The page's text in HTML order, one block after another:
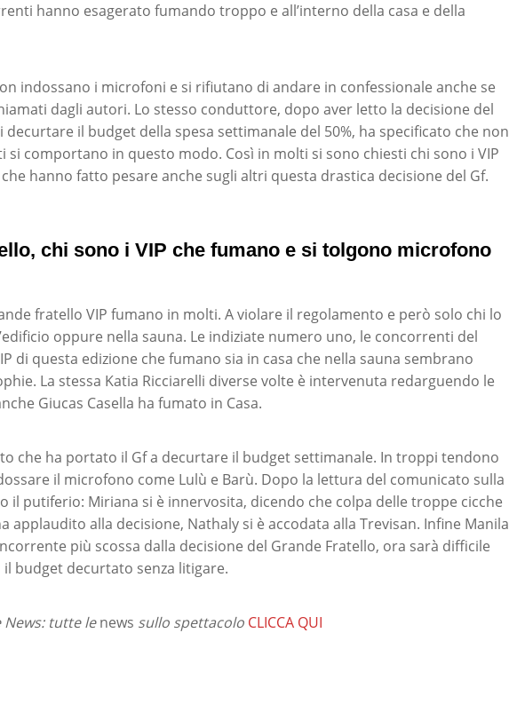
hanno esagerato fumando troppo e all’interno della casa e della
indossano i microfoni e si rifiutano di andare in confessionale anche se
dagli autori. Lo stesso conduttore, dopo aver letto la decisione del
il budget della spesa settimanale del 50%, ha specificato che non
comportano in questo modo. Così in molti si sono chiesti chi sono i VIP
hanno fatto pesare anche sugli altri questa drastica decisione del Gf.
chi sono i VIP che fumano e si tolgono microfono
fratello VIP fumano in molti. A violare il regolamento e però solo chi lo
oppure nella sauna. Le indiziate numero uno, le concorrenti del
di questa edizione che fumano sia in casa che nella sauna sembrano
La stessa Katia Ricciarelli diverse volte è intervenuta redarguendo le
Giucas Casella ha fumato in Casa.
che ha portato il Gf a decurtare il budget settimanale. In troppi tendono
il microfono come Lulù e Barù. Dopo la lettura del comunicato sulla
il putiferio: Miriana si è innervosita, dicendo che colpa delle troppe cicche
applaudito alla decisione, Nathaly si è accodata alla Trevisan. Infine Manila
più scossa dalla decisione del Grande Fratello, ora sarà difficile
il budget decurtato senza litigare.
News: tutte lenews sullo spettacolo CLICCA QUI